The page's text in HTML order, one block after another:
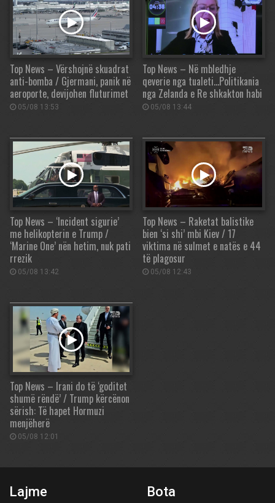
Top News – Vërshojnë skuadrat
anti-bomba / Gjermani, panik në
aeroporte, devijohen fluturimet
05/08 13:53
Top News – Në mbledhje
qeverie nga tualeti…Politikania
nga Zelanda e Re shkakton habi
05/08 13:44
Top News – ‘Incident sigurie’
me helikopterin e Trump /
‘Marine One’ nën hetim, nuk pati
rrezik
05/08 13:42
Top News – Raketat balistike
bien ‘si shi’ mbi Kiev / 17
viktima në sulmet e natës e 44
të plagosur
05/08 12:43
Top News – Irani do të ‘goditet
shumë rëndë’ / Trump kërcënon
sërish: Të hapet Hormuzi
menjëherë
05/08 12:01
Lajme Bota